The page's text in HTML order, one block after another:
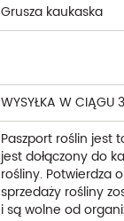
Grusza kaukaska
WYSYŁKA W CIĄGU
Paszport roślin jest
jest dołączony do
rośliny. Potwierdza
sprzedaży rośliny
i są wolne od